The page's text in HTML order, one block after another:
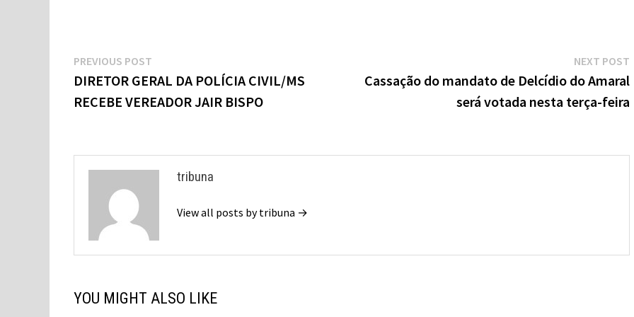
Navegação
de
Post
PREVIOUS POST
post:
DIRETOR GERAL DA POLÍCIA CIVIL/MS
RECEBE VEREADOR JAIR BISPO
NEXT POST
Cassação do mandato de Delcídio do Amaral
será votada nesta terça-feira
tribuna
View all posts by tribuna →
YOU MIGHT ALSO LIKE